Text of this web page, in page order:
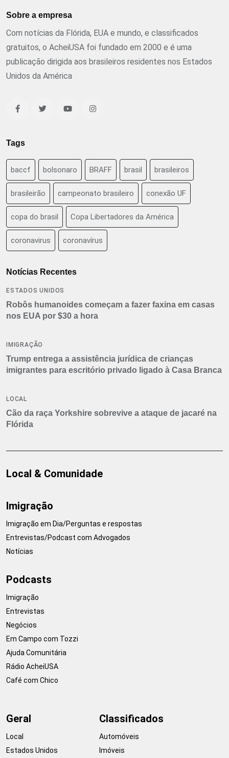
Sobre a empresa
Com notícias da Flórida, EUA e mundo, e classificados
gratuitos, o AcheiUSA foi fundado em 2000 e é uma
publicação dirigida aos brasileiros residentes nos Estados
Unidos da América
Tags
baccf bolsonaro BRAFF brasil brasileiros
brasileirão campeonato brasileiro conexão UF
copa do brasil Copa Libertadores da América
coronavirus coronavírus
Notícias Recentes
ESTADOS UNIDOS
Robôs humanoides começam a fazer faxina em casas
nos EUA por $30 a hora
IMIGRAÇÃO
Trump entrega a assistência jurídica de crianças
imigrantes para escritório privado ligado à Casa Branca
LOCAL
Cão da raça Yorkshire sobrevive a ataque de jacaré na
Flórida
Local & Comunidade
Imigração
Imigração em Dia/Perguntas e respostas
Entrevistas/Podcast com Advogados
Notícias
Podcasts
Imigração
Entrevistas
Negócios
Em Campo com Tozzi
Ajuda Comunitária
Rádio AcheiUSA
Café com Chico
Geral
Local
Estados Unidos
Classificados
Automóveis
Imóveis